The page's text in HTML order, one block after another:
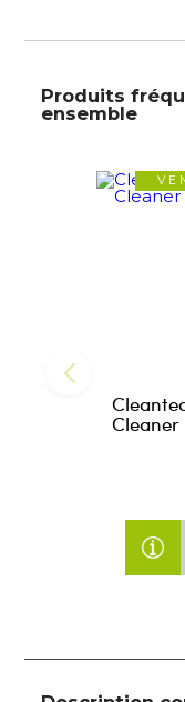
Produits
ensemble
Cleaner